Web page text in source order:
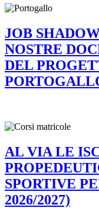
JOB
NOSTRE
DEL
AL VIA LE
SPORTIVE
2026/2027)